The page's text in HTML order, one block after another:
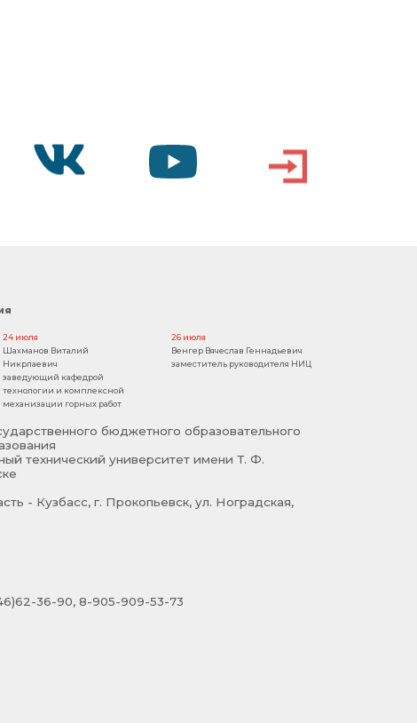
24 июля
Шахманов Виталий
Никрлаевич
заведующий кафедрой
технологии и комплексной
механизации горных работ
26 июля
Венгер Вячеслав Геннадьевич
заместитель руководителя НИЦ
бюджетного образовательного
технический университет имени Т. Ф.
- Кузбасс, г. Прокопьевск, ул. Ноградская,
36-90, 8-905-909-53-73